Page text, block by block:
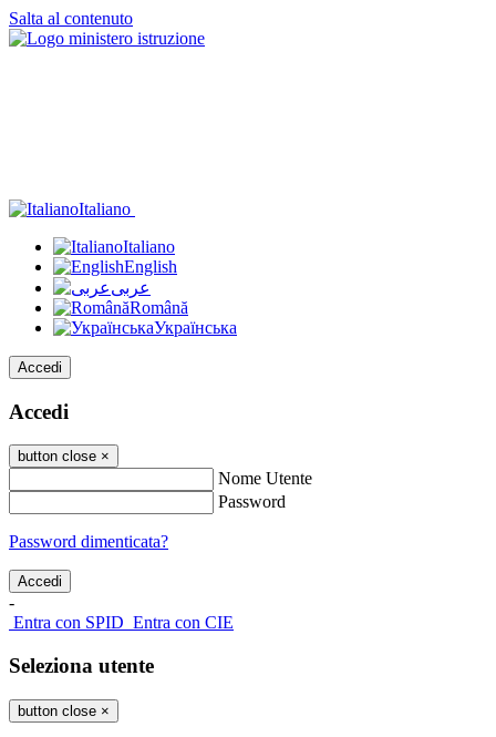
Salta al contenuto
Italiano
Italiano
English
عربى
Română
Українська
Accedi
Accedi
button close ×
Nome Utente
Password
Password dimenticata?
-
Entra con SPID Entra con CIE
Seleziona utente
button close ×